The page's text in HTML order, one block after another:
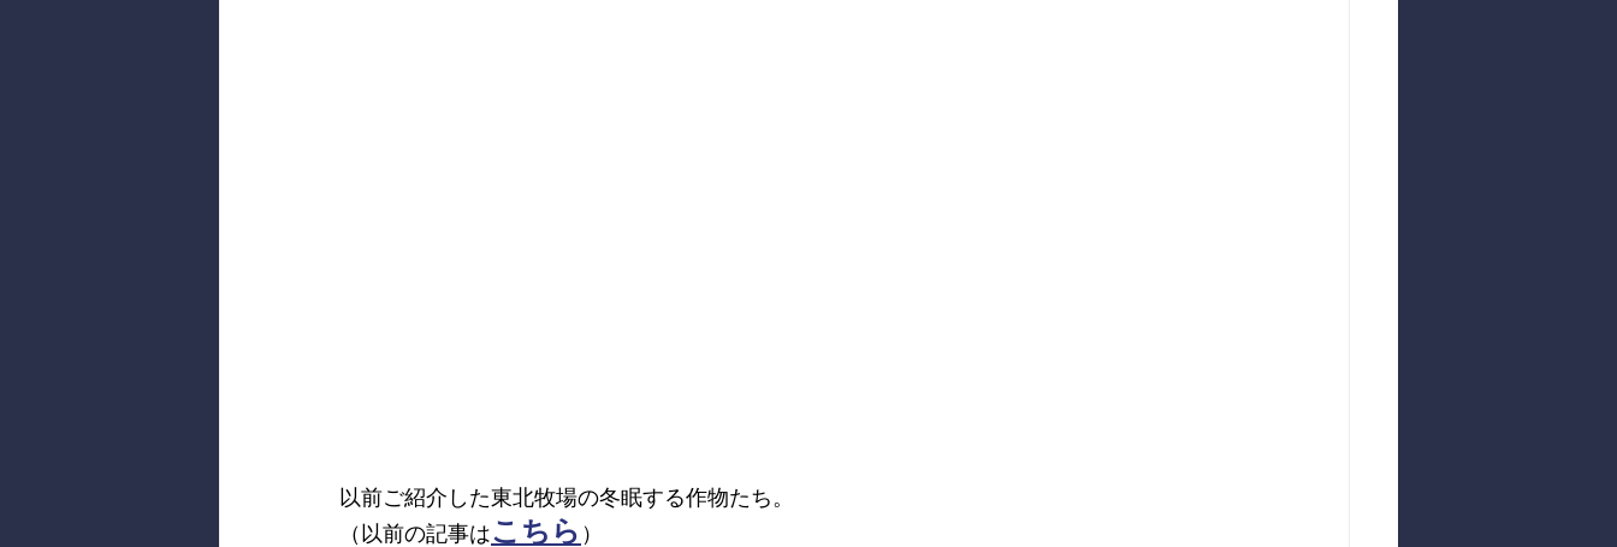
以前ご紹介した東北牧場の冬眠する作物たち。
（以前の記事はこちら ）